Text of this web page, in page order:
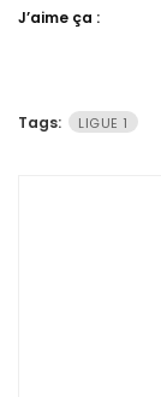
J’aime ça :
Tags: LIGUE 1